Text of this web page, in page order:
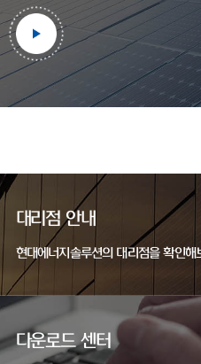
대리점 안내
현대에너지솔루션의 대리점을 확인해
다운로드 센터